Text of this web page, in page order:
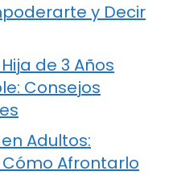
y Decir
de 3 Años
Consejos
Adultos:
Afrontarlo